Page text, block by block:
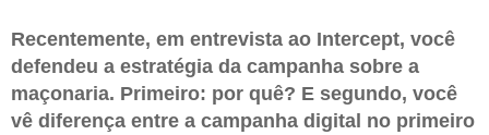
Recentemente, em entrevista ao Intercept, você
defendeu a estratégia da campanha sobre a
maçonaria. Primeiro: por quê? E segundo, você
vê diferença entre a campanha digital no primeiro